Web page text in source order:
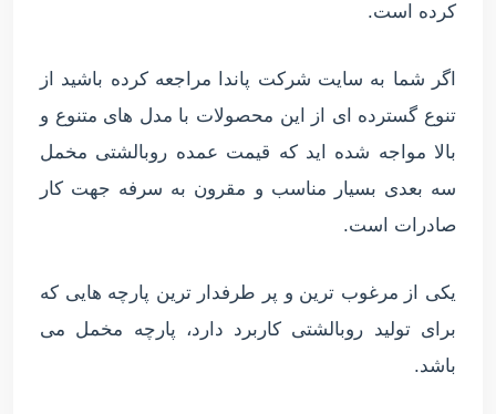
کرده است.
اگر شما به سایت شرکت پاندا مراجعه کرده باشید از
تنوع گسترده ای از این محصولات با مدل های متنوع و
بالا مواجه شده اید که قیمت عمده روبالشتی مخمل
سه بعدی بسیار مناسب و مقرون به سرفه جهت کار
صادرات است.
یکی از مرغوب ترین و پر طرفدار ترین پارچه هایی که
برای تولید روبالشتی کاربرد دارد، پارچه مخمل می
باشد.